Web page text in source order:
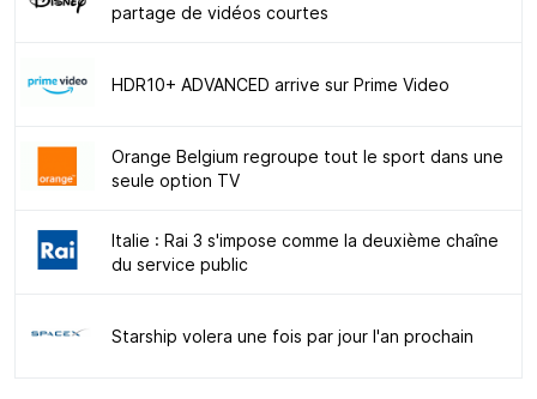
partage de vidéos courtes
HDR10+ ADVANCED arrive sur Prime Video
Orange Belgium regroupe tout le sport dans une
seule option TV
Italie : Rai 3 s'impose comme la deuxième chaîne
du service public
Starship volera une fois par jour l'an prochain